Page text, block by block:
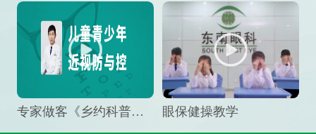
专家做客《乡约科普》栏目，预防孩子近视竟然这么“简单” 眼保健操教学